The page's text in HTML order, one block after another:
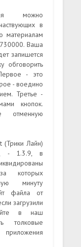
можно
в
материалам
Ваша
запишется
обговорить
- это
- воедино
Третье -
кнопок.
(Трики Лайн)
- 1.3.9, в
которых
минуту
файла от
загрузили
в наш
толковые